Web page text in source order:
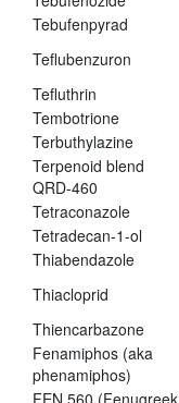
Tebufenpyrad
Teflubenzuron
Tefluthrin
Tembotrione
Terbuthylazine
Terpenoid blend
QRD-460
Tetraconazole
Tetradecan-1-ol
Thiabendazole
Thiacloprid
Thiencarbazone
Fenamiphos (aka
phenamiphos)